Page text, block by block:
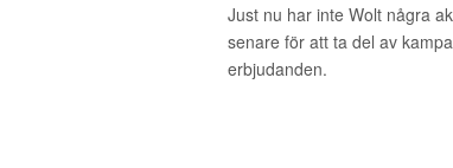
Just nu har inte Wolt några
senare för att ta del av
erbjudanden.